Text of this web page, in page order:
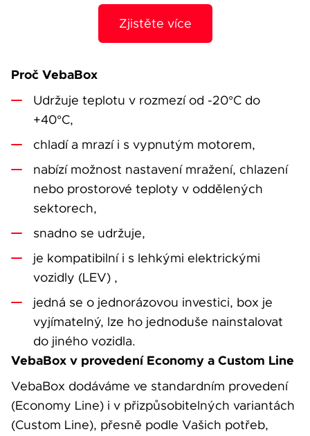
Zjistěte více
Proč VebaBox
Udržuje teplotu v rozmezí od -20°C do
+40°C,
chladí a mrazí i s vypnutým motorem,
nabízí možnost nastavení mražení, chlazení
nebo prostorové teploty v oddělených
sektorech,
snadno se udržuje,
je kompatibilní i s lehkými elektrickými
vozidly (LEV) ,
jedná se o jednorázovou investici, box je
vyjímatelný, lze ho jednoduše nainstalovat
do jiného vozidla.
VebaBox v provedení Economy a Custom Line
VebaBox dodáváme ve standardním provedení
(Economy Line) i v přizpůsobitelných variantách
(Custom Line), přesně podle Vašich potřeb,
Pole označená * jsou povinná.